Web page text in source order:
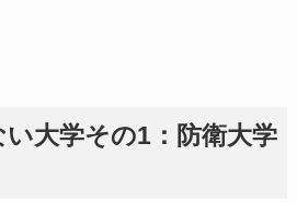
大学その1：防衛大学